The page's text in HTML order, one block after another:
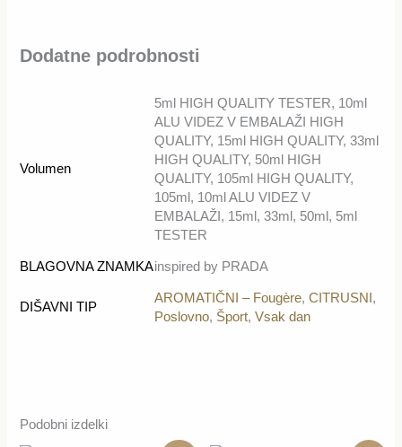
Dodatne podrobnosti
Volumen
5ml HIGH QUALITY TESTER, 10ml
ALU VIDEZ V EMBALAŽI HIGH
QUALITY, 15ml HIGH QUALITY, 33ml
HIGH QUALITY, 50ml HIGH
QUALITY, 105ml HIGH QUALITY,
105ml, 10ml ALU VIDEZ V
EMBALAŽI, 15ml, 33ml, 50ml, 5ml
TESTER
BLAGOVNA ZNAMKAinspired by PRADA
DIŠAVNI TIP
AROMATIČNI – Fougère,CITRUSNI ,
Poslovno, Šport,Vsak dan
Podobni izdelki